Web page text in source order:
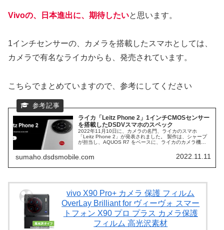
Vivoの、日本進出に、期待したいと思います。
1インチセンサーの、カメラを搭載したスマホとしては、
カメラで有名なライカからも、発売されています。
こちらでまとめていますので、参考にしてください
ライカ「Leitz Phone 2」1インチCMOSセンサー
を搭載したDSDVスマホのスペック
2022年11月10日に、カメラの名門、ライカのスマホ
「Leitz Phone 2」が発表されました。 製作は、シャープ
が担当し、AQUOS R7 をベースに、ライカのカメラ機能
サーを搭載した、ハイエンドスマホの、スペック仕様を覗
いてみます。
sumaho.dsdsmobile.com 2022.11.11
vivo X90 Pro+ カメラ 保護 フィルム
OverLay Brilliant for ヴィーヴォ スマー
トフォン X90 プロ プラス カメラ保護
フィルム 高光沢素材